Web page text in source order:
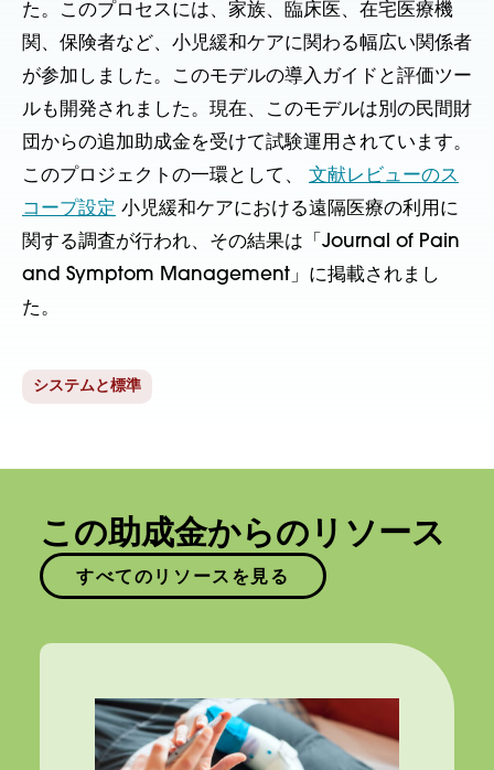
た。このプロセスには、家族、臨床医、在宅医療機
関、保険者など、小児緩和ケアに関わる幅広い関係者
が参加しました。このモデルの導入ガイドと評価ツー
ルも開発されました。現在、このモデルは別の民間財
団からの追加助成金を受けて試験運用されています。
このプロジェクトの一環として、 文献レビューのス
コープ設定 小児緩和ケアにおける遠隔医療の利用に
関する調査が行われ、その結果は「Journal of Pain
and Symptom Management」に掲載されまし
た。
システムと標準
この助成金からのリソース
すべてのリソースを見る